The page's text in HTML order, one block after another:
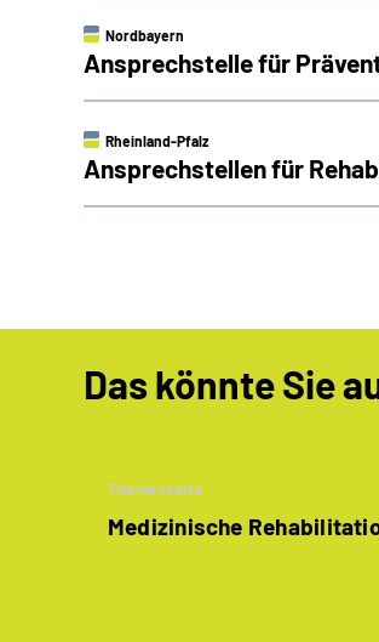
Nordbayern
Ansprechstelle für
Rheinland-Pfalz
Ansprechstellen für
Das könnte Sie
Themenseite
Medizinische